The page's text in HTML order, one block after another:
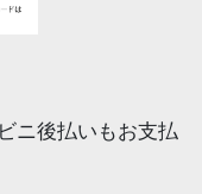
ニ後払いもお支払